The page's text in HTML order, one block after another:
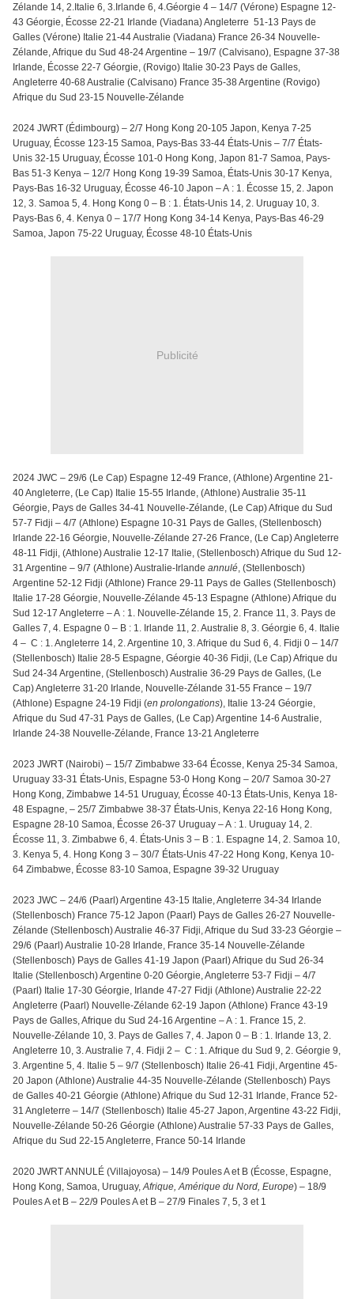
Zélande 14, 2.Italie 6, 3.Irlande 6, 4.Géorgie 4 – 14/7 (Vérone) Espagne 12-
43 Géorgie, Écosse 22-21 Irlande (Viadana) Angleterre 51-13 Pays de
Galles (Vérone) Italie 21-44 Australie (Viadana) France 26-34 Nouvelle-
Zélande, Afrique du Sud 48-24 Argentine – 19/7 (Calvisano), Espagne 37-38
Irlande, Écosse 22-7 Géorgie, (Rovigo) Italie 30-23 Pays de Galles,
Angleterre 40-68 Australie (Calvisano) France 35-38 Argentine (Rovigo)
Afrique du Sud 23-15 Nouvelle-Zélande
2024 JWRT (Édimbourg) – 2/7 Hong Kong 20-105 Japon, Kenya 7-25
Uruguay, Écosse 123-15 Samoa, Pays-Bas 33-44 États-Unis – 7/7 États-
Unis 32-15 Uruguay, Écosse 101-0 Hong Kong, Japon 81-7 Samoa, Pays-
Bas 51-3 Kenya – 12/7 Hong Kong 19-39 Samoa, États-Unis 30-17 Kenya,
Pays-Bas 16-32 Uruguay, Écosse 46-10 Japon – A : 1. Écosse 15, 2. Japon
12, 3. Samoa 5, 4. Hong Kong 0 – B : 1. États-Unis 14, 2. Uruguay 10, 3.
Pays-Bas 6, 4. Kenya 0 – 17/7 Hong Kong 34-14 Kenya, Pays-Bas 46-29
Samoa, Japon 75-22 Uruguay, Écosse 48-10 États-Unis
Publicité
2024 JWC – 29/6 (Le Cap) Espagne 12-49 France, (Athlone) Argentine 21-
40 Angleterre, (Le Cap) Italie 15-55 Irlande, (Athlone) Australie 35-11
Géorgie, Pays de Galles 34-41 Nouvelle-Zélande, (Le Cap) Afrique du Sud
57-7 Fidji – 4/7 (Athlone) Espagne 10-31 Pays de Galles, (Stellenbosch)
Irlande 22-16 Géorgie, Nouvelle-Zélande 27-26 France, (Le Cap) Angleterre
48-11 Fidji, (Athlone) Australie 12-17 Italie, (Stellenbosch) Afrique du Sud 12-
31 Argentine – 9/7 (Athlone) Australie-Irlande annulé, (Stellenbosch)
Argentine 52-12 Fidji (Athlone) France 29-11 Pays de Galles (Stellenbosch)
Italie 17-28 Géorgie, Nouvelle-Zélande 45-13 Espagne (Athlone) Afrique du
Sud 12-17 Angleterre – A : 1. Nouvelle-Zélande 15, 2. France 11, 3. Pays de
Galles 7, 4. Espagne 0 – B : 1. Irlande 11, 2. Australie 8, 3. Géorgie 6, 4. Italie
4 – C : 1. Angleterre 14, 2. Argentine 10, 3. Afrique du Sud 6, 4. Fidji 0 – 14/7
(Stellenbosch) Italie 28-5 Espagne, Géorgie 40-36 Fidji, (Le Cap) Afrique du
Sud 24-34 Argentine, (Stellenbosch) Australie 36-29 Pays de Galles, (Le
Cap) Angleterre 31-20 Irlande, Nouvelle-Zélande 31-55 France – 19/7
(Athlone) Espagne 24-19 Fidji (en prolongations), Italie 13-24 Géorgie,
Afrique du Sud 47-31 Pays de Galles, (Le Cap) Argentine 14-6 Australie,
Irlande 24-38 Nouvelle-Zélande, France 13-21 Angleterre
2023 JWRT (Nairobi) – 15/7 Zimbabwe 33-64 Écosse, Kenya 25-34 Samoa,
Uruguay 33-31 États-Unis, Espagne 53-0 Hong Kong – 20/7 Samoa 30-27
Hong Kong, Zimbabwe 14-51 Uruguay, Écosse 40-13 États-Unis, Kenya 18-
48 Espagne, – 25/7 Zimbabwe 38-37 États-Unis, Kenya 22-16 Hong Kong,
Espagne 28-10 Samoa, Écosse 26-37 Uruguay – A : 1. Uruguay 14, 2.
Écosse 11, 3. Zimbabwe 6, 4. États-Unis 3 – B : 1. Espagne 14, 2. Samoa 10,
3. Kenya 5, 4. Hong Kong 3 – 30/7 États-Unis 47-22 Hong Kong, Kenya 10-
64 Zimbabwe, Écosse 83-10 Samoa, Espagne 39-32 Uruguay
2023 JWC – 24/6 (Paarl) Argentine 43-15 Italie, Angleterre 34-34 Irlande
(Stellenbosch) France 75-12 Japon (Paarl) Pays de Galles 26-27 Nouvelle-
Zélande (Stellenbosch) Australie 46-37 Fidji, Afrique du Sud 33-23 Géorgie –
29/6 (Paarl) Australie 10-28 Irlande, France 35-14 Nouvelle-Zélande
(Stellenbosch) Pays de Galles 41-19 Japon (Paarl) Afrique du Sud 26-34
Italie (Stellenbosch) Argentine 0-20 Géorgie, Angleterre 53-7 Fidji – 4/7
(Paarl) Italie 17-30 Géorgie, Irlande 47-27 Fidji (Athlone) Australie 22-22
Angleterre (Paarl) Nouvelle-Zélande 62-19 Japon (Athlone) France 43-19
Pays de Galles, Afrique du Sud 24-16 Argentine – A : 1. France 15, 2.
Nouvelle-Zélande 10, 3. Pays de Galles 7, 4. Japon 0 – B : 1. Irlande 13, 2.
Angleterre 10, 3. Australie 7, 4. Fidji 2 – C : 1. Afrique du Sud 9, 2. Géorgie 9,
3. Argentine 5, 4. Italie 5 – 9/7 (Stellenbosch) Italie 26-41 Fidji, Argentine 45-
20 Japon (Athlone) Australie 44-35 Nouvelle-Zélande (Stellenbosch) Pays
de Galles 40-21 Géorgie (Athlone) Afrique du Sud 12-31 Irlande, France 52-
31 Angleterre – 14/7 (Stellenbosch) Italie 45-27 Japon, Argentine 43-22 Fidji,
Nouvelle-Zélande 50-26 Géorgie (Athlone) Australie 57-33 Pays de Galles,
Afrique du Sud 22-15 Angleterre, France 50-14 Irlande
2020 JWRT ANNULÉ (Villajoyosa) – 14/9 Poules A et B (Écosse, Espagne,
Hong Kong, Samoa, Uruguay,Afrique, Amérique du Nord, Europe) – 18/9
Poules A et B – 22/9 Poules A et B – 27/9 Finales 7, 5, 3 et 1